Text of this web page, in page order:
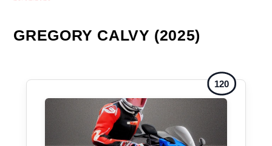
GREGORY CALVY (2025)
120